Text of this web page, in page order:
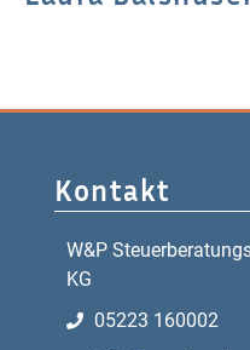
Kontakt
W&P
KG
05223 160002